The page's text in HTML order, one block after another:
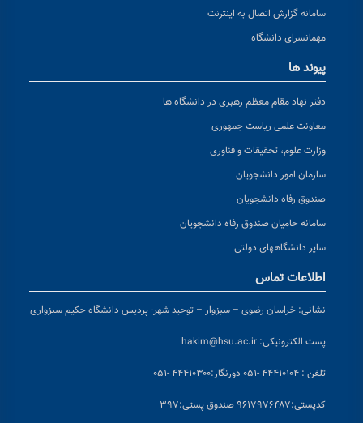
سامانه گزارش اتصال به اینترنت
مهمانسرای دانشگاه
پیوند ها
دفتر نهاد مقام معظم رهبری در دانشگاه ها
معاونت علمی ریاست جمهوری
وزارت علوم، تحقیقات و فناوری
سازمان امور دانشجویان
صندوق رفاه دانشجویان
سامانه حامیان صندوق رفاه دانشجویان
سایر دانشگاههای دولتی
اطلاعات تماس
نشانی: خراسان رضوی – سبزوار – توحید شهر- پردیس دانشگاه حکیم سبزواری
پست الکترونیکی: hakim@hsu.ac.ir
تلفن : ۴۴۴۱۰۱۰۴ -۰۵۱ دورنگار:۴۴۴۱۰۳۰۰ -۰۵۱
کدپستی:۹۶۱۷۹۷۶۴۸۷ صندوق پستی:۳۹۷